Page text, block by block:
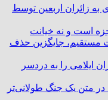
امدادی به زائران اربعین توسط
است و نه خیانت
مستقیم، جایگزین حذف
ایلامی را به دردسر
در متن یک جنگ طولانی‌تر